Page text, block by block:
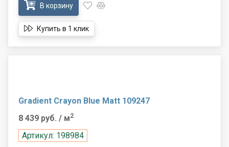
В корзину
Купить в 1 клик
Gradient Crayon Blue Matt 109247
8 439 руб. / м2
Артикул: 198984